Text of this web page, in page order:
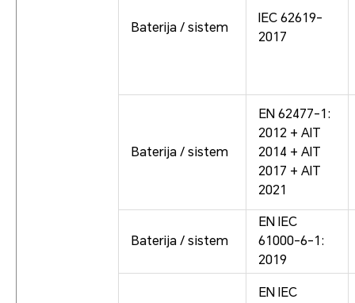
Baterija / sistem
IEC 62619-
2017
Baterija / sistem
EN 62477-1:
2012 + AIT
2014 + AIT
2017 + AIT
2021
Baterija / sistem
EN IEC
61000-6-1:
2019
EN IEC